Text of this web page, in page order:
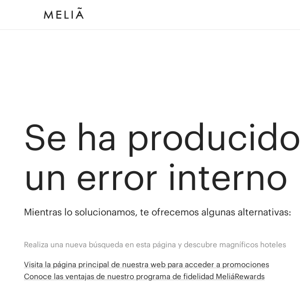
Se ha producido
un error interno
Mientras lo solucionamos, te ofrecemos algunas alternativas:
Realiza una nueva búsqueda en esta página y descubre magníficos hoteles
Visita la página principal de nuestra web para acceder a promociones
Conoce las ventajas de nuestro programa de fidelidad MeliáRewards